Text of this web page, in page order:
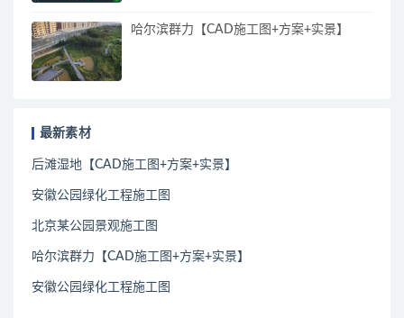
哈尔滨群力【CAD施工图+方案+实景】
最新素材
后滩湿地【CAD施工图+方案+实景】
安徽公园绿化工程施工图
北京某公园景观施工图
哈尔滨群力【CAD施工图+方案+实景】
安徽公园绿化工程施工图